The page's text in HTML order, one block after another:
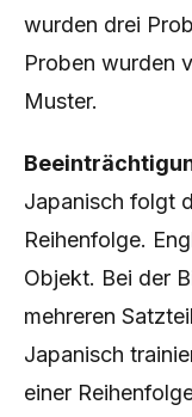
wurden drei
Proben wurden
Muster.
Japanisch folgt
Reihenfolge.
Objekt. Bei der
mehreren
Japanisch
einer